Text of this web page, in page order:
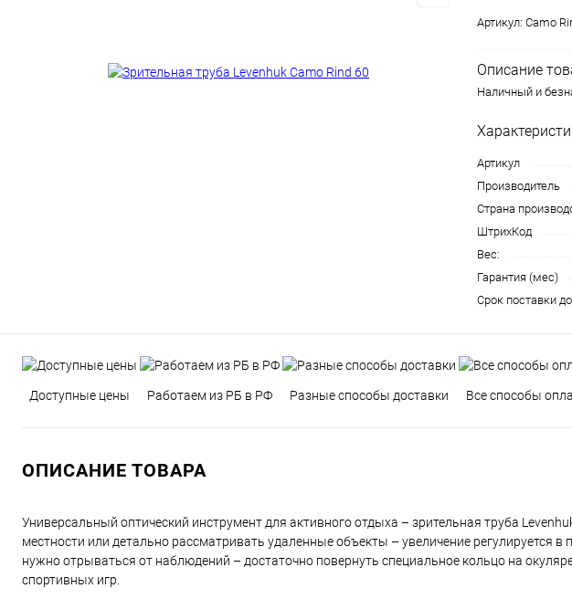
Артикул: Camo
Описание
Наличный и
Артикул
Производитель
Страна
ШтрихКод
Вес:
Гарантия (мес)
Срок поставки
Доступные цены Работаем из РБ в РФ Разные способы доставки Все способы
ОПИСАНИЕ ТОВАРА
Универсальный оптический инструмент для активного отдыха – зрительная труба
местности или детально рассматривать удаленные объекты – увеличение регулируется
нужно отрываться от наблюдений – достаточно повернуть специальное кольцо на
спортивных игр.